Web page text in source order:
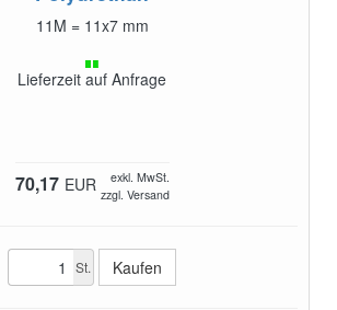
11M = 11x7 mm
Lieferzeit auf Anfrage
70,17 EUR
exkl. MwSt.
zzgl. Versand
St.